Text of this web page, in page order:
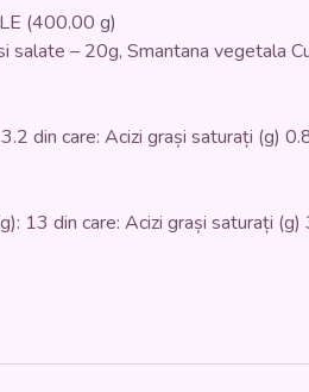
(400.00 g)
– 20g, Smantana vegetala
din care: Acizi grași saturați (g)
13 din care: Acizi grași saturați (g)